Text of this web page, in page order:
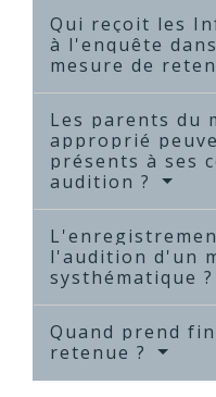
Qui reçoit les
à l'enquête
mesure de
Les parents du
approprié
présents à ses
audition ?
l'audition d'un
systhématique ?
Quand prend
retenue ?